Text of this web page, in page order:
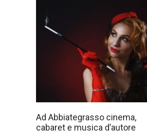
Ad Abbiategrasso cinema,
cabaret e musica d’autore